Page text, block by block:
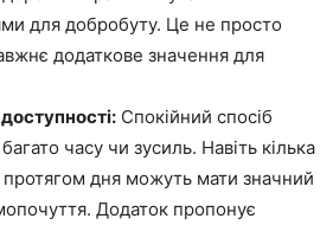
для добробуту. Це не просто
додаткове значення для
Спокійний спосіб
часу чи зусиль. Навіть кілька
протягом дня можуть мати значний
Додаток пропонує